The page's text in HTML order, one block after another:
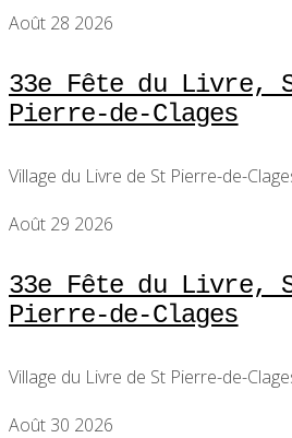
Août 28 2026
33e Fête du Livre,
Pierre-de-Clages
Village du Livre de St Pierre-de-
Août 29 2026
33e Fête du Livre,
Pierre-de-Clages
Village du Livre de St Pierre-de-
Août 30 2026